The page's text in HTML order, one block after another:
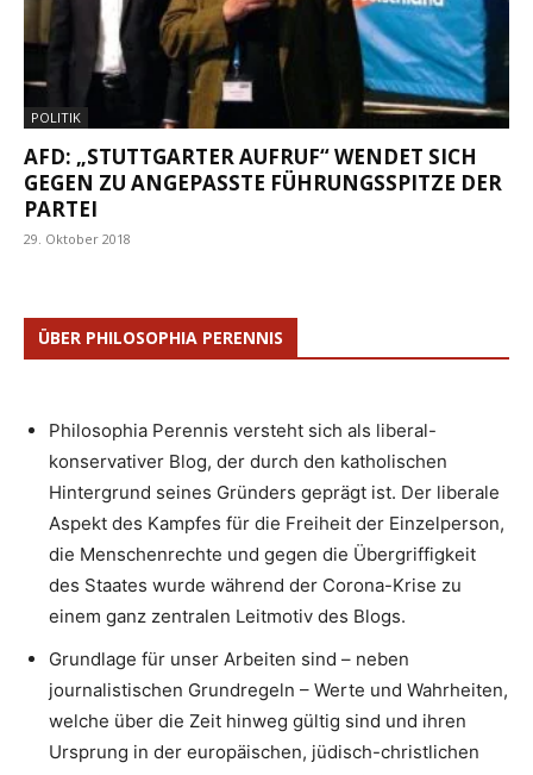
POLITIK
AFD: „STUTTGARTER AUFRUF“ WENDET SICH
GEGEN ZU ANGEPASSTE FÜHRUNGSSPITZE DER
PARTEI
29. Oktober 2018
ÜBER PHILOSOPHIA PERENNIS
Philosophia Perennis versteht sich als liberal-
konservativer Blog, der durch den katholischen
Hintergrund seines Gründers geprägt ist. Der liberale
Aspekt des Kampfes für die Freiheit der Einzelperson,
die Menschenrechte und gegen die Übergriffigkeit
des Staates wurde während der Corona-Krise zu
einem ganz zentralen Leitmotiv des Blogs.
Grundlage für unser Arbeiten sind – neben
journalistischen Grundregeln – Werte und Wahrheiten,
welche über die Zeit hinweg gültig sind und ihren
Ursprung in der europäischen, jüdisch-christlichen